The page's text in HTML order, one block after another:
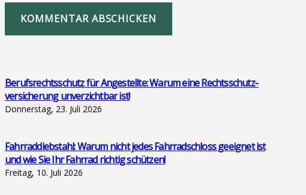
KOMMENTAR ABSCHICKEN
Berufs­rechts­schutz für Ange­stell­te: War­um eine Rechts­schutz­
ver­si­che­rung unver­zicht­bar ist!
Donnerstag, 23. Juli 2026
Fahr­rad­dieb­stahl: War­um nicht jedes Fahr­rad­schloss geeig­net ist
und wie Sie Ihr Fahr­rad rich­tig schüt­zen!
Freitag, 10. Juli 2026